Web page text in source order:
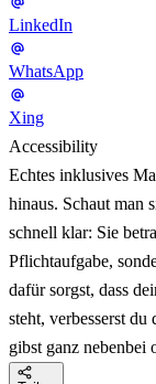
LinkedIn
WhatsApp
Xing
Accessibility
Echtes inklusives
hinaus. Schaut
schnell klar: Sie
Pflichtaufgabe,
dafür sorgst, dass
steht, verbesserst
gibst ganz nebenbei